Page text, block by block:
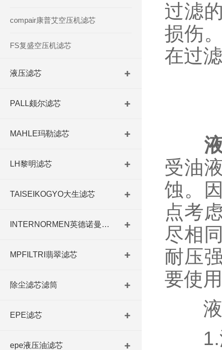
compair康普艾空压机滤芯
FS复盛空压机滤芯
液压滤芯
PALL颇尔滤芯
MAHLE玛勒滤芯
LH黎明滤芯
TAISEIKOGYO大生滤芯
INTERNORMEN英德诺曼滤芯
MPFILTRI翡翠滤芯
除尘滤芯滤筒
EPE滤芯
epe液压油滤芯
过滤
损伤
在过
受油
蚀。
点考
尽相
耐压
要使
液
1.